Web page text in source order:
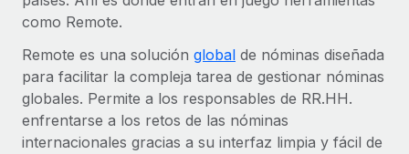
como Remote.
Remote es una solución global de nóminas diseñada
para facilitar la compleja tarea de gestionar nóminas
globales. Permite a los responsables de RR.HH.
enfrentarse a los retos de las nóminas
internacionales gracias a su interfaz limpia y fácil de